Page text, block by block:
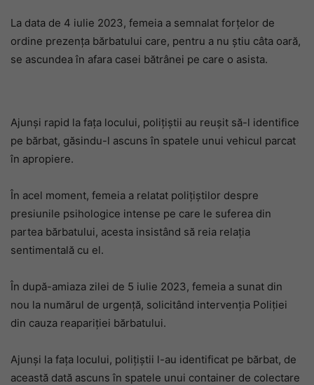
La data de 4 iulie 2023, femeia a semnalat forțelor de
ordine prezența bărbatului care, pentru a nu știu câta oară,
se ascundea în afara casei bătrânei pe care o asista.
Ajunși rapid la fața locului, polițiștii au reușit să-l identifice
pe bărbat, găsindu-l ascuns în spatele unui vehicul parcat
în apropiere.
În acel moment, femeia a relatat polițiștilor despre
presiunile psihologice intense pe care le suferea din
partea bărbatului, acesta insistând să reia relația
sentimentală cu el.
În după-amiaza zilei de 5 iulie 2023, femeia a sunat din
nou la numărul de urgență, solicitând intervenția Poliției
din cauza reapariției bărbatului.
Ajunși la fața locului, polițiștii l-au identificat pe bărbat, de
această dată ascuns în spatele unui container de colectare